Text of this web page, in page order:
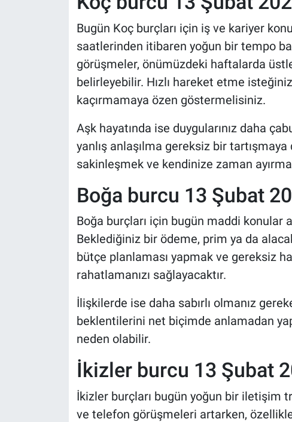
Bugün Koç burçları için iş ve kariyer
saatlerinden itibaren yoğun bir tempo
görüşmeler, önümüzdeki haftalarda
belirleyebilir. Hızlı hareket etme
kaçırmamaya özen göstermelisiniz.
Aşk hayatında ise duygularınız daha
yanlış anlaşılma gereksiz bir
sakinleşmek ve kendinize zaman
Boğa burcu 13 Şubat
Boğa burçları için bugün maddi konular
Beklediğiniz bir ödeme, prim ya da
bütçe planlaması yapmak ve gereksiz
rahatlamanızı sağlayacaktır.
İlişkilerde ise daha sabırlı olmanız
beklentilerini net biçimde anlamadan
neden olabilir.
İkizler burcu 13 Şubat
İkizler burçları bugün yoğun bir iletişim
ve telefon görüşmeleri artarken,